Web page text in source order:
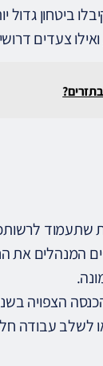
ביטחון גדול
צעדים
שתעמוד
המנהלים את
הצפויה
לשלב עבודה